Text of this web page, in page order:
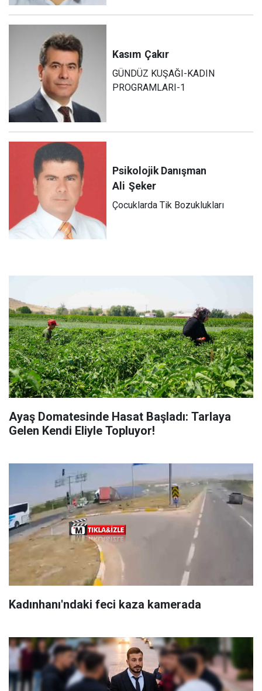
Kasım Çakır
GÜNDÜZ KUŞAĞI-KADIN
PROGRAMLARI-1
Psikolojik Danışman
Ali Şeker
Çocuklarda Tik Bozuklukları
Ayaş Domatesinde Hasat Başladı: Tarlaya
Gelen Kendi Eliyle Topluyor!
Kadınhanı'ndaki feci kaza kamerada